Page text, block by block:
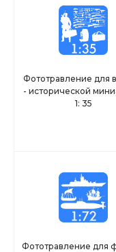
Фототравление для
- исторической
1: 35
Фототравление для